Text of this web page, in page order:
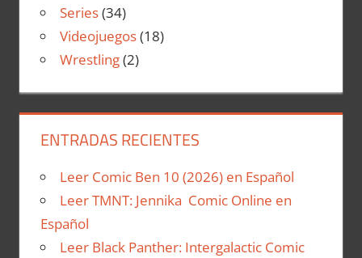
Series(34)
Videojuegos(18)
Wrestling(2)
ENTRADAS RECIENTES
Leer Comic Ben 10 (2026) en Español
Leer TMNT: Jennika Comic Online en
Español
Leer Black Panther: Intergalactic Comic